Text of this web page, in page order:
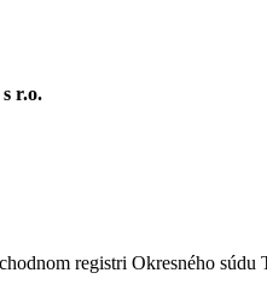
r.o.
registri Okresného súdu